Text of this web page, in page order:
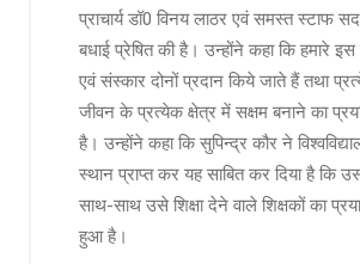
प्राचार्य डॉ0 विनय लाठर एवं समस्त स्टाफ
बधाई प्रेषित की है। उन्होंने कहा कि हमारे इस
एवं संस्कार दोनों प्रदान किये जाते हैं तथा
जीवन के प्रत्येक क्षेत्र में सक्षम बनाने का
है। उन्होंने कहा कि सुपिन्द्र कौर ने
स्थान प्राप्त कर यह साबित कर दिया है कि
साथ-साथ उसे शिक्षा देने वाले शिक्षकों का
हुआ है।